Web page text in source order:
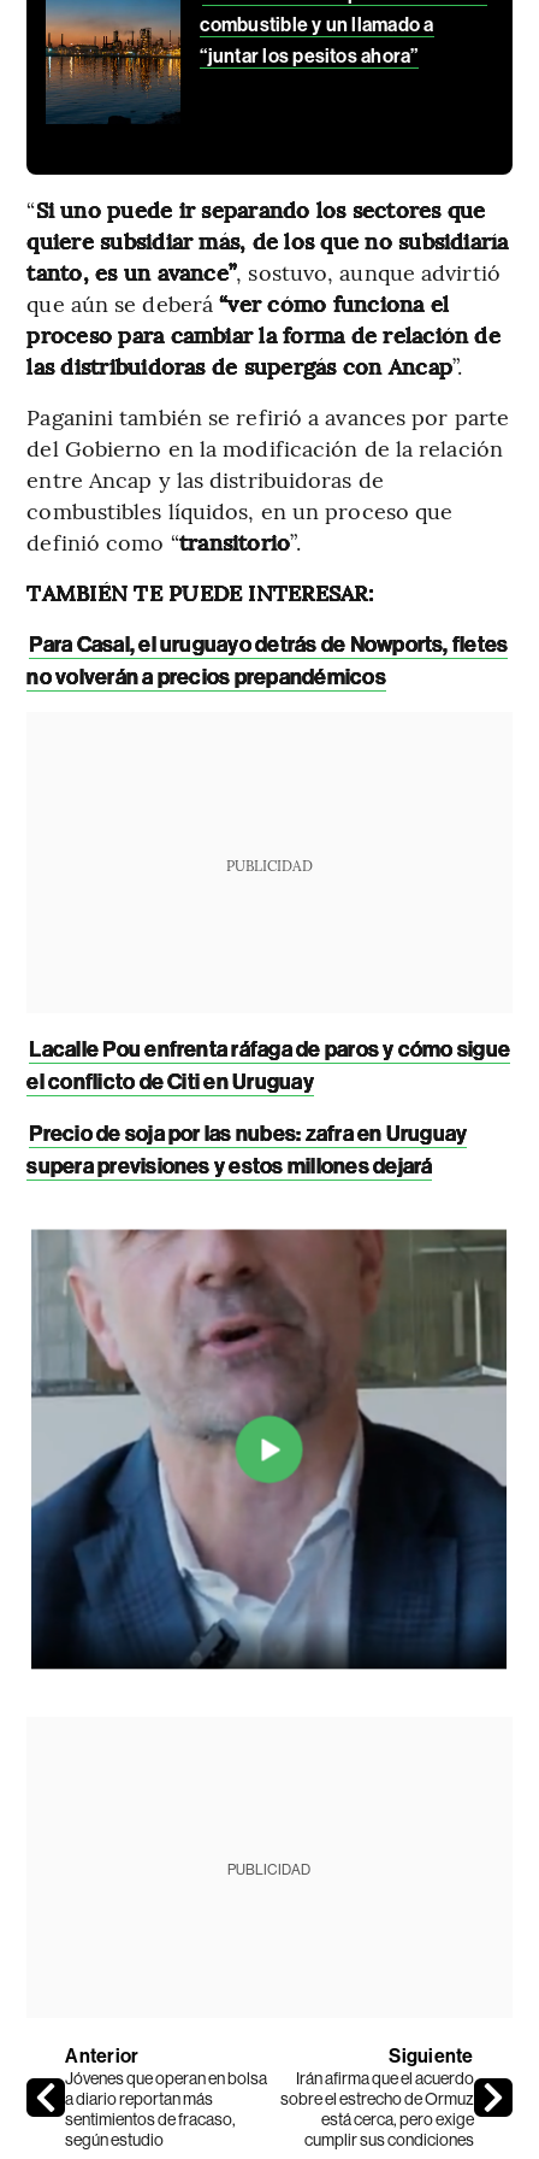
combustible y un llamado a
“juntar los pesitos ahora”
“Si uno puede ir separando los sectores que
quiere subsidiar más, de los que no subsidiaría
tanto, es un avance”, sostuvo, aunque advirtió
que aún se deberá“ver cómo funciona el
proceso para cambiar la forma de relación de
las distribuidoras de supergás con Ancap”.
Paganini también se refirió a avances por parte
del Gobierno en la modificación de la relación
entre Ancap y las distribuidoras de
combustibles líquidos, en un proceso que
definió como “transitorio”.
TAMBIÉN TE PUEDE INTERESAR:
Para Casal, el uruguayo detrás de Nowports, fletes
no volverán a precios prepandémicos
PUBLICIDAD
Lacalle Pou enfrenta ráfaga de paros y cómo sigue
el conflicto de Citi en Uruguay
Precio de soja por las nubes: zafra en Uruguay
supera previsiones y estos millones dejará
PUBLICIDAD
Anterior
Jóvenes que operan en bolsa
a diario reportan más
sentimientos de fracaso,
según estudio
Siguiente
Irán afirma que el acuerdo
sobre el estrecho de Ormuz
está cerca, pero exige
cumplir sus condiciones